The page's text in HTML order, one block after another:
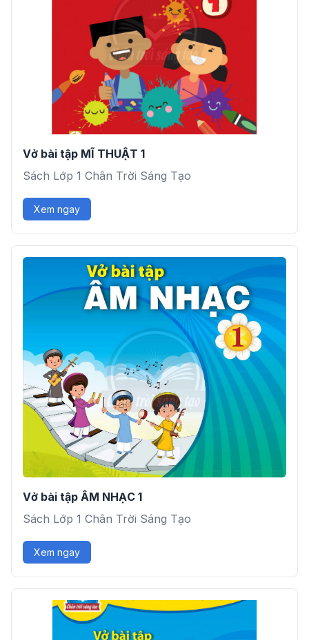
Vở bài tập MĨ THUẬT 1
Sách Lớp 1 Chân Trời Sáng Tạo
Xem ngay
Vở bài tập ÂM NHẠC 1
Sách Lớp 1 Chân Trời Sáng Tạo
Xem ngay